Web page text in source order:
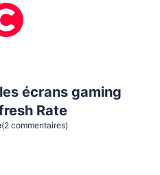
écrans gaming
Rate
(2 commentaires)